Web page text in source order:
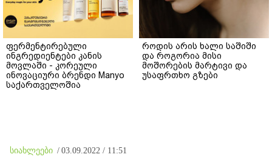
ფერმენტირებული
ინგრედიენტები კანის
მოვლაში - კორეული
ინოვაციური ბრენდი Manyo
საქართველოშია
როდის არის ხალი საშიში
და როგორია მისი
მოშორების მარტივი და
უსაფრთხო გზები
სიახლეები / 03.09.2022 / 11:51